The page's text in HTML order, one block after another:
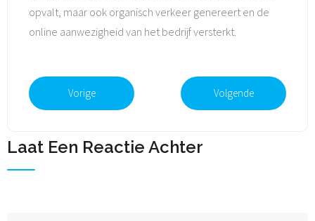
opvalt, maar ook organisch verkeer genereert en de
online aanwezigheid van het bedrijf versterkt.
Vorige Volgende
Laat Een Reactie Achter